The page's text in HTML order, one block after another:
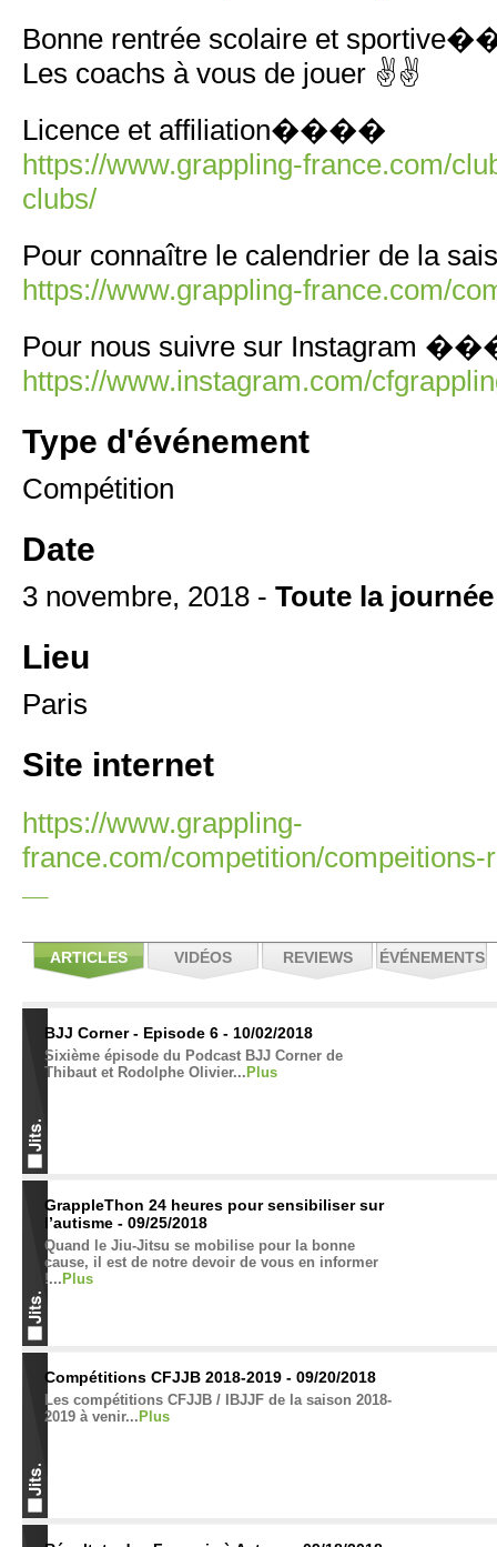
Bonne rentrée scolaire et
Les coachs à vous de jouer ✌️✌️
Licence et affiliation����
https://www.grappling-france.com/
clubs/
Pour connaître le calendrier de la
https://www.grappling-france.com/
Pour nous suivre sur Instagram
https://www.instagram.com/
Type d'événement
Compétition
Date
3 novembre, 2018 - Toute la journée
Lieu
Paris
Site internet
https://www.grappling-
france.com/competition/compeitions-
ARTICLES VIDÉOS REVIEWS ÉVÉNEMENTS
BJJ Corner - Episode 6 - 10/02/2018
Sixième épisode du Podcast BJJ Corner de
Thibaut et Rodolphe Olivier... Plus
GrappleThon 24 heures pour sensibiliser sur
l’autisme - 09/25/2018
Quand le Jiu-Jitsu se mobilise pour la bonne
cause, il est de notre devoir de vous en informer
!... Plus
Compétitions CFJJB 2018-2019 - 09/20/2018
Les compétitions CFJJB / IBJJF de la saison 2018-
2019 à venir... Plus